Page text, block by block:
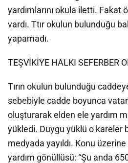
yardımlarını okula iletti. Fakat
vardı. Ttır okulun bulunduğu
yapamadı.
TEŞVİKİYE HALKI SEFERBER
Tırın okulun bulunduğu
sebebiyle cadde boyunca
oluşturarak elden ele yardım
yükledi. Duygu yüklü o kareler
medyada yayıldı. Konu
yardım gönüllüsü: “Şu anda